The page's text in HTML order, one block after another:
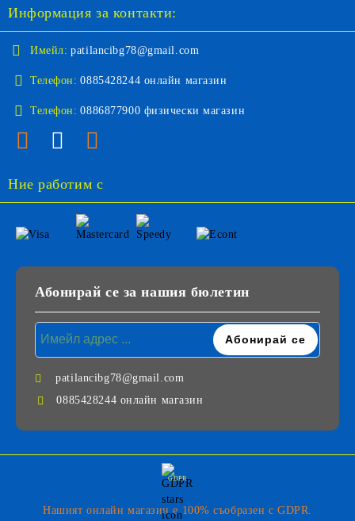
Информация за контакти:
Имейл: patilancibg78@gmail.com
Телефон: 0885428244 онлайн магазин
Телефон: 0886877900 физически магазин
Ние работим с
Абонирай се за нашия бюлетин
patilancibg78@gmail.com
0885428244 онлайн магазин
GDPR
Нашият онлайн магазин е 100% съобразен с GDPR.